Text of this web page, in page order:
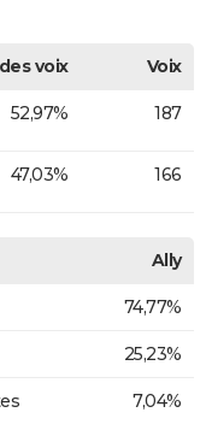
voix
Voix
52,97% 187
47,03% 166
Ally
74,77%
25,23%
7,04%